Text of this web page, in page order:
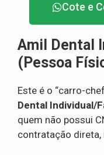
Cote e
Amil Dental
(Pessoa
Este é o “carro-
Dental Individual/
quem não possui
contratação direta,